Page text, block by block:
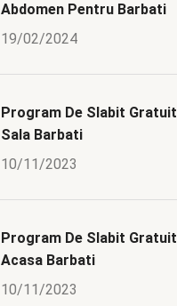
Abdomen Pentru Barbati
19/02/2024
Program De Slabit Gratuit
Sala Barbati
10/11/2023
Program De Slabit Gratuit
Acasa Barbati
10/11/2023